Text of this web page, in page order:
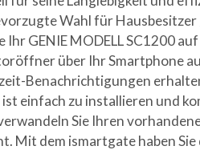
Wahl für
Ihr GENIE MODELL SC1200
über Ihr Smartphone
Benachrichtigungen
einfach zu installieren und
Sie Ihren
Mit dem ismartgate haben